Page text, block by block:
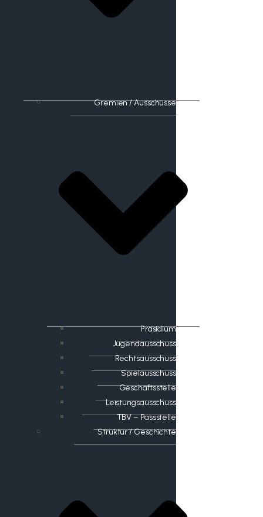
Gremien / Ausschüsse
Präsidium
Jugendausschuss
Rechtsausschuss
Spielausschuss
Geschäftsstelle
Leistungsausschuss
TBV – Passstelle
Struktur / Geschichte